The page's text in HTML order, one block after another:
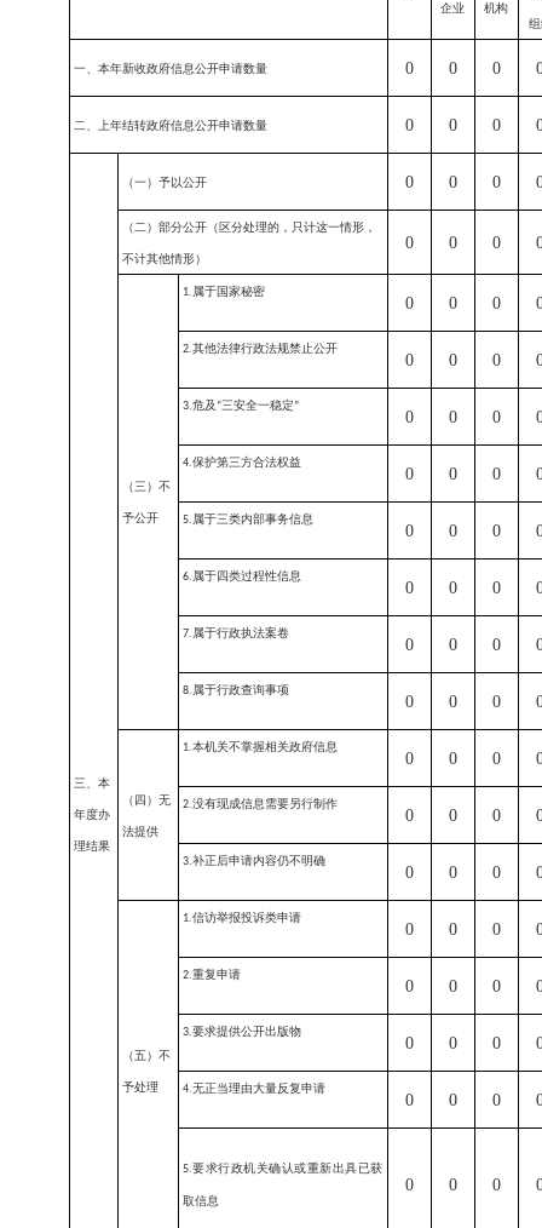
企业 机构
组
一、本年新收政府信息公开申请数量 0 0 0
二、上年结转政府信息公开申请数量 0 0 0
三、本
年度办
理结果
（一）予以公开 0 0 0
（二）部分公开（区分处理的，只计这一情形，
不计其他情形）
0 0 0
（三）不
予公开
1.属于国家秘密
0 0 0
2.其他法律行政法规禁止公开
0 0 0
3.危及 “三安全一稳定”
0 0 0
4.保护第三方合法权益
0 0 0
5.属于三类内部事务信息
0 0 0
6.属于四类过程性信息
0 0 0
7.属于行政执法案卷
0 0 0
8.属于行政查询事项
0 0 0
（四）无
法提供
1.本机关不掌握相关政府信息
0 0 0
2.没有现成信息需要另行制作
0 0 0
3.补正后申请内容仍不明确
0 0 0
（五）不
予处理
1.信访举报投诉类申请
0 0 0
2.重复申请
0 0 0
3.要求提供公开出版物
0 0 0
4.无正当理由大量反复申请
0 0 0
5.要求行政机关确认或重新出具已获
取信息
0 0 0